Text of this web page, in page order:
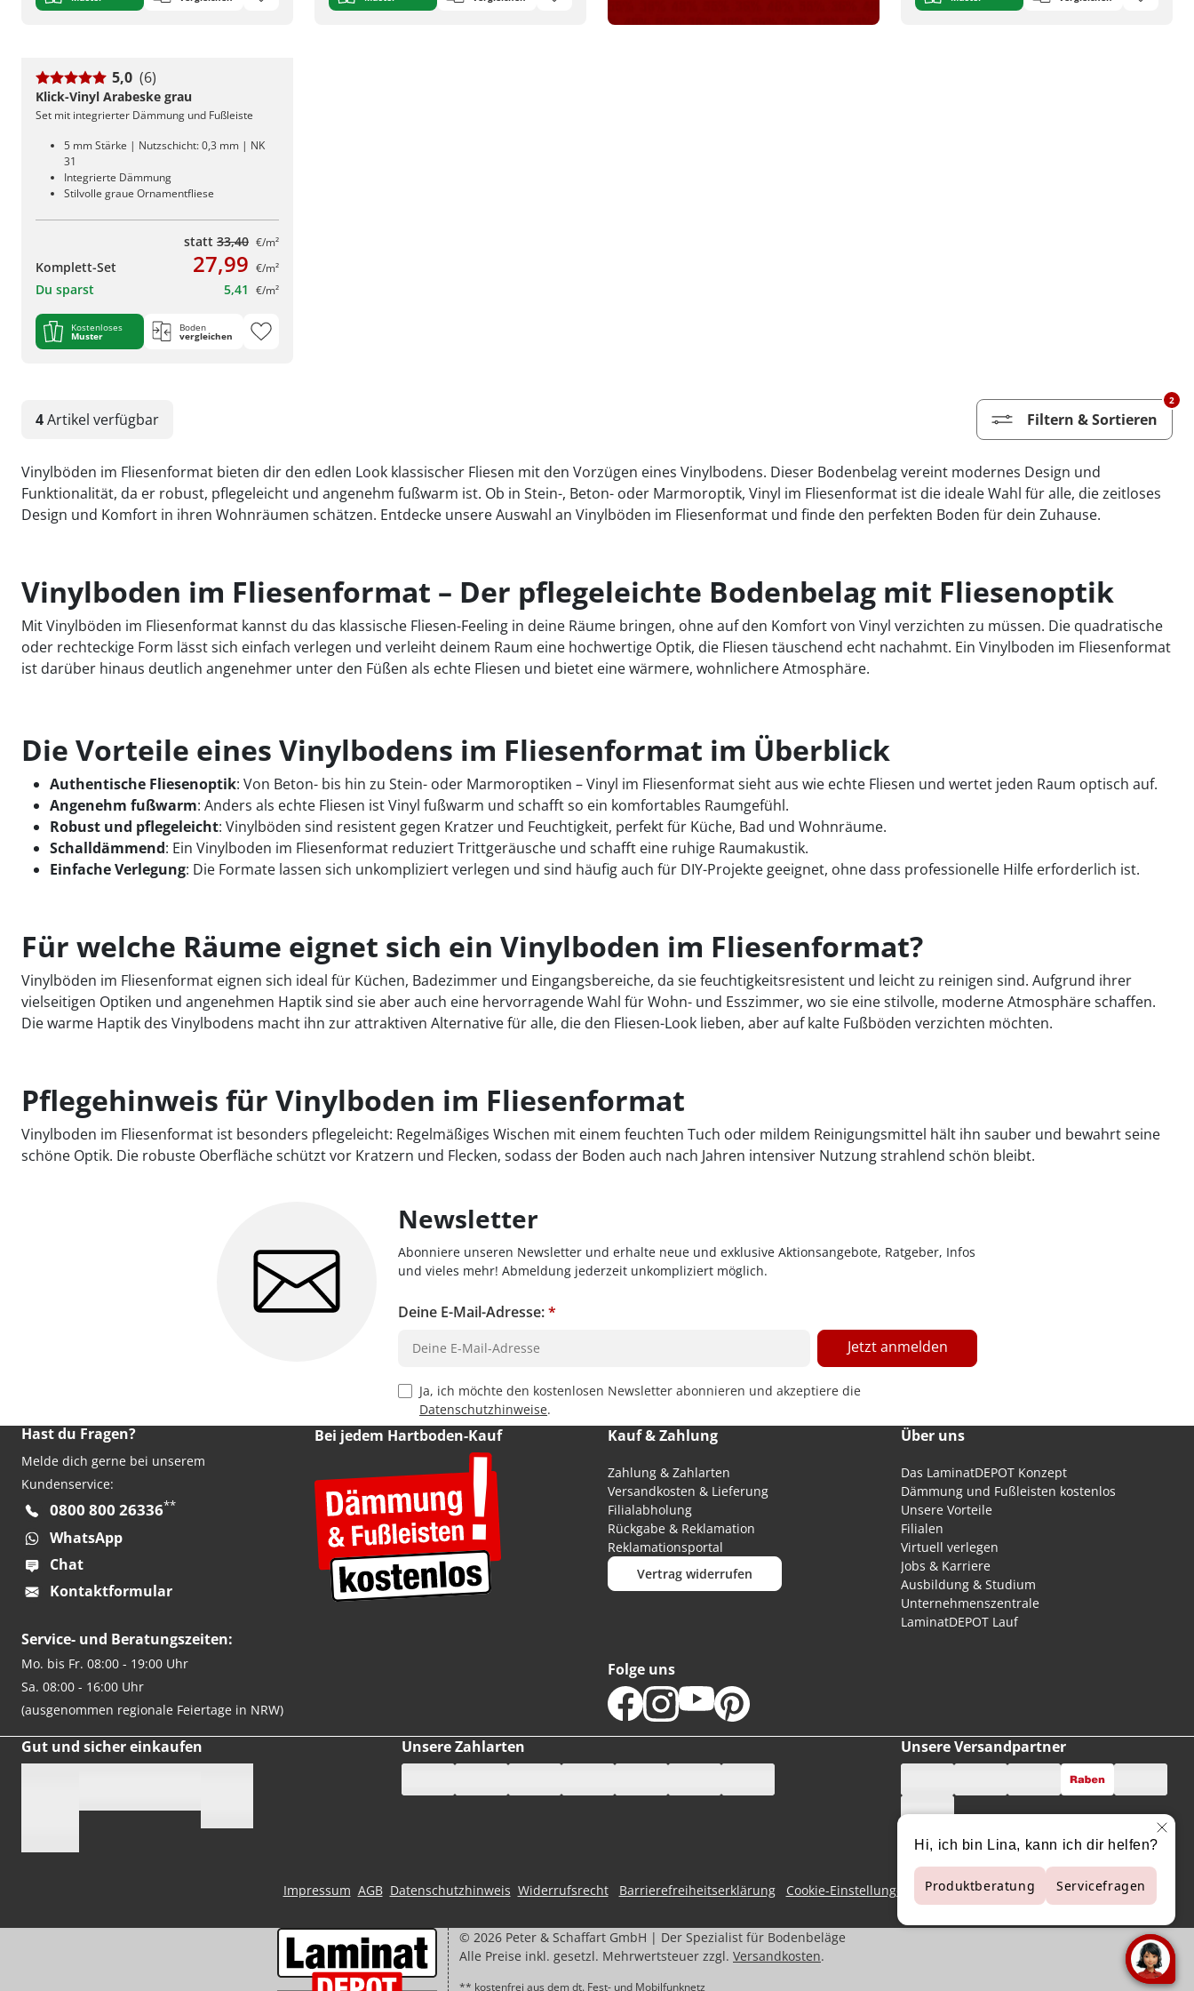
5,0 (6)
Klick-Vinyl Arabeske grau
Set mit integrierter Dämmung und Fußleiste
5 mm Stärke | Nutzschicht: 0,3 mm | NK
31
Integrierte Dämmung
Stilvolle graue Ornamentfliese
statt 33,40 €/m²
Komplett-Set 27,99 €/m²
Du sparst 5,41 €/m²
Kostenloses
Muster
Boden
vergleichen
4Artikel verfügbar Filtern & Sortieren
2
Vinylböden im Fliesenformat bieten dir den edlen Look klassischer Fliesen mit den Vorzügen eines Vinylbodens. Dieser Bodenbelag vereint modernes Design und
Funktionalität, da er robust, pflegeleicht und angenehm fußwarm ist. Ob in Stein-, Beton- oder Marmoroptik, Vinyl im Fliesenformat ist die ideale Wahl für alle, die zeitloses
Design und Komfort in ihren Wohnräumen schätzen. Entdecke unsere Auswahl an Vinylböden im Fliesenformat und finde den perfekten Boden für dein Zuhause.
Vinylboden im Fliesenformat – Der pflegeleichte Bodenbelag mit Fliesenoptik
Mit Vinylböden im Fliesenformat kannst du das klassische Fliesen-Feeling in deine Räume bringen, ohne auf den Komfort von Vinyl verzichten zu müssen. Die quadratische
oder rechteckige Form lässt sich einfach verlegen und verleiht deinem Raum eine hochwertige Optik, die Fliesen täuschend echt nachahmt. Ein Vinylboden im Fliesenformat
ist darüber hinaus deutlich angenehmer unter den Füßen als echte Fliesen und bietet eine wärmere, wohnlichere Atmosphäre.
Die Vorteile eines Vinylbodens im Fliesenformat im Überblick
Authentische Fliesenoptik: Von Beton- bis hin zu Stein- oder Marmoroptiken – Vinyl im Fliesenformat sieht aus wie echte Fliesen und wertet jeden Raum optisch auf.
Angenehm fußwarm: Anders als echte Fliesen ist Vinyl fußwarm und schafft so ein komfortables Raumgefühl.
Robust und pflegeleicht: Vinylböden sind resistent gegen Kratzer und Feuchtigkeit, perfekt für Küche, Bad und Wohnräume.
Schalldämmend: Ein Vinylboden im Fliesenformat reduziert Trittgeräusche und schafft eine ruhige Raumakustik.
Einfache Verlegung: Die Formate lassen sich unkompliziert verlegen und sind häufig auch für DIY-Projekte geeignet, ohne dass professionelle Hilfe erforderlich ist.
Für welche Räume eignet sich ein Vinylboden im Fliesenformat?
Vinylböden im Fliesenformat eignen sich ideal für Küchen, Badezimmer und Eingangsbereiche, da sie feuchtigkeitsresistent und leicht zu reinigen sind. Aufgrund ihrer
vielseitigen Optiken und angenehmen Haptik sind sie aber auch eine hervorragende Wahl für Wohn- und Esszimmer, wo sie eine stilvolle, moderne Atmosphäre schaffen.
Die warme Haptik des Vinylbodens macht ihn zur attraktiven Alternative für alle, die den Fliesen-Look lieben, aber auf kalte Fußböden verzichten möchten.
Pflegehinweis für Vinylboden im Fliesenformat
Vinylboden im Fliesenformat ist besonders pflegeleicht: Regelmäßiges Wischen mit einem feuchten Tuch oder mildem Reinigungsmittel hält ihn sauber und bewahrt seine
schöne Optik. Die robuste Oberfläche schützt vor Kratzern und Flecken, sodass der Boden auch nach Jahren intensiver Nutzung strahlend schön bleibt.
Newsletter
Abonniere unseren Newsletter und erhalte neue und exklusive Aktionsangebote, Ratgeber, Infos
und vieles mehr! Abmeldung jederzeit unkompliziert möglich.
Deine E-Mail-Adresse:*
Privacy Policy Checkbox
Ja, ich möchte den kostenlosen Newsletter abonnieren und akzeptiere die
Datenschutzhinweise.
Jetzt anmelden
Hast du Fragen?
Melde dich gerne bei unserem
Kundenservice:
0800 800 26336**
WhatsApp
Chat
Kontaktformular
Service- und Beratungszeiten:
Mo. bis Fr. 08:00 - 19:00 Uhr
Sa. 08:00 - 16:00 Uhr
(ausgenommen regionale Feiertage in NRW)
Bei jedem Hartboden-Kauf Kauf & Zahlung
Zahlung & Zahlarten
Versandkosten & Lieferung
Filialabholung
Rückgabe & Reklamation
Reklamationsportal
Vertrag widerrufen
Folge uns
Über uns
Das LaminatDEPOT Konzept
Dämmung und Fußleisten kostenlos
Unsere Vorteile
Filialen
Virtuell verlegen
Jobs & Karriere
Ausbildung & Studium
Unternehmenszentrale
LaminatDEPOT Lauf
Gut und sicher einkaufen Unsere Zahlarten Unsere Versandpartner
Impressum AGB Datenschutzhinweis Widerrufsrecht Barrierefreiheitserklärung Cookie-Einstellungen
© 2026 Peter & Schaffart GmbH | Der Spezialist für Bodenbeläge
Alle Preise inkl. gesetzl. Mehrwertsteuer zzgl. Versandkosten.
** kostenfrei aus dem dt. Fest- und Mobilfunknetz